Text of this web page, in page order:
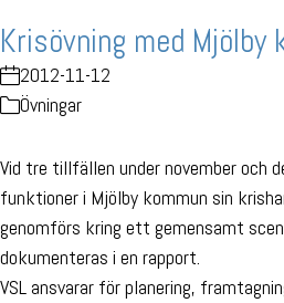
Krisövning med Mjölby
2012-11-12
Övningar
Vid tre tillfällen under november och
funktioner i Mjölby kommun sin
genomförs kring ett gemensamt
dokumenteras i en rapport.
VSL ansvarar för planering,